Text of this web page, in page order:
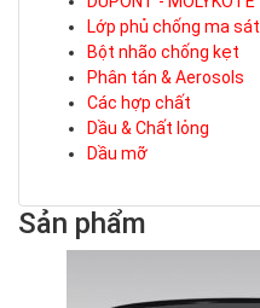
Lớp phủ chống ma sát
Bột nhão chống kẹt
Phân tán & Aerosols
Các hợp chất
Dầu & Chất lỏng
Dầu mỡ
Sản phẩm